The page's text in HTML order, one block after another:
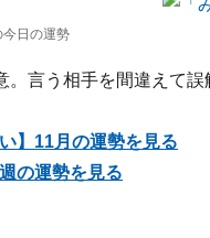
今日の運勢
。言う相手を間違えて
】11月の運勢を見る
の運勢を見る